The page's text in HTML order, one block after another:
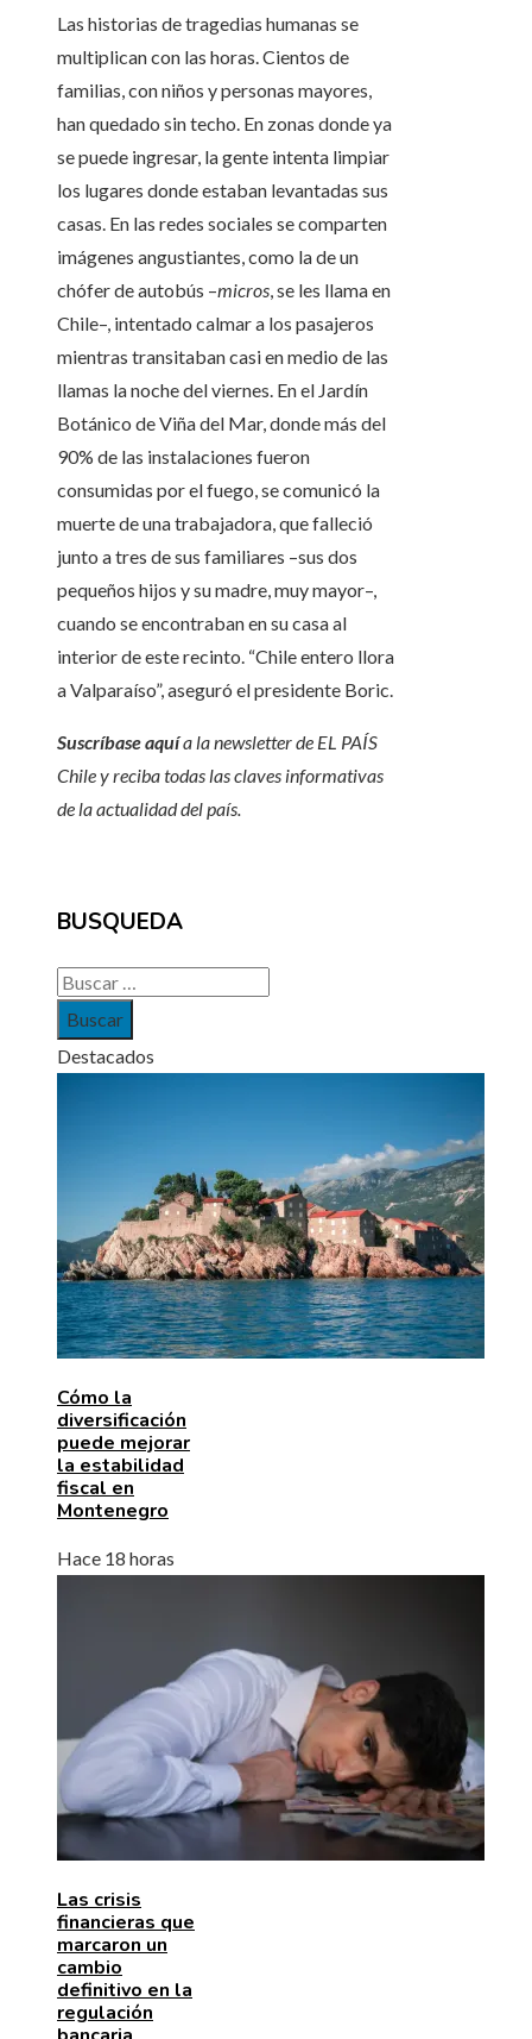
Las historias de tragedias humanas se
multiplican con las horas. Cientos de
familias, con niños y personas mayores,
han quedado sin techo. En zonas donde ya
se puede ingresar, la gente intenta limpiar
los lugares donde estaban levantadas sus
casas. En las redes sociales se comparten
imágenes angustiantes, como la de un
chófer de autobús –micros, se les llama en
Chile–, intentado calmar a los pasajeros
mientras transitaban casi en medio de las
llamas la noche del viernes. En el Jardín
Botánico de Viña del Mar, donde más del
90% de las instalaciones fueron
consumidas por el fuego, se comunicó la
muerte de una trabajadora, que falleció
junto a tres de sus familiares –sus dos
pequeños hijos y su madre, muy mayor–,
cuando se encontraban en su casa al
interior de este recinto. “Chile entero llora
a Valparaíso”, aseguró el presidente Boric.
Suscríbase aquía la newsletter de EL PAÍS
Chile y reciba todas las claves informativas
de la actualidad del país.
BUSQUEDA
Buscar:
Destacados
Cómo la
diversificación
puede mejorar
la estabilidad
fiscal en
Montenegro
Hace 18 horas
Las crisis
financieras que
marcaron un
cambio
definitivo en la
regulación